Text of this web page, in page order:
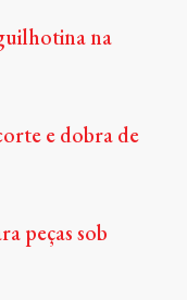
na
e dobra de
peças sob